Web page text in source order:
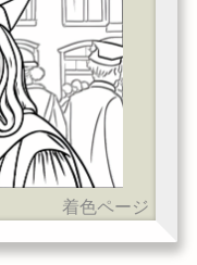
着色ページ